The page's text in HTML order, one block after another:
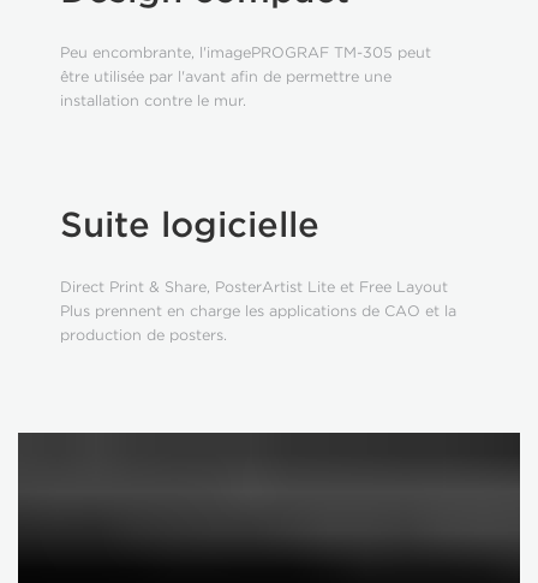
Peu encombrante, l'imagePROGRAF TM-305 peut
être utilisée par l'avant afin de permettre une
installation contre le mur.
Suite logicielle
Direct Print & Share, PosterArtist Lite et Free Layout
Plus prennent en charge les applications de CAO et la
production de posters.